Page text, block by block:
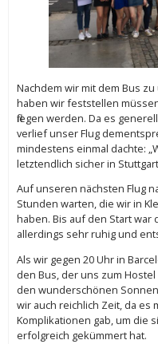
Nachdem wir mit dem Bus
haben wir feststellen
fliegen werden. Da es
verlief unser Flug
mindestens einmal dachte:
letztendlich sicher in
Auf unseren nächsten Flug
Stunden warten, die wir in
haben. Bis auf den Start war
allerdings sehr ruhig und
Als wir gegen 20 Uhr in
den Bus, der uns zum
den wunderschönen
wir auch reichlich Zeit, da es
Komplikationen gab, um die
erfolgreich gekümmert hat.